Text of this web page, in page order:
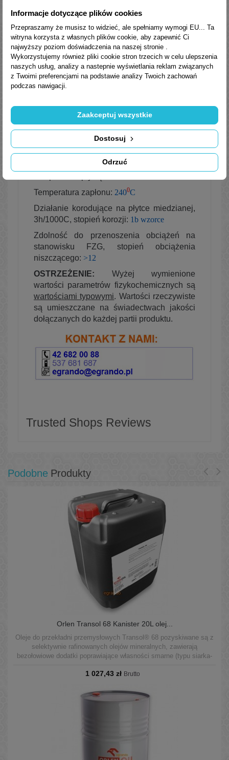
Spełnia wymagania:
US Steel 224
AGMA 9005-EO2 (EP)
David Brown S1.53.101 typ E
DIN 51517 cz.3 – CLP
Cincinnati Machine P-74
Wartości typowe:
Lepkość kinematyczna w temperaturze
Wskaźnik lepkości:147
Temperatura zapłonu: 2400C
Działanie korodujące na płytce miedzianej,
3h/1000C, stopień korozji: 1b wzorce
Zdolność do przenoszenia obciążeń na
stanowisku FZG, stopień obciążenia
niszczącego: >12
OSTRZEŻENIE: Wyżej wymienione
wartości parametrów fizykochemicznych są
wartościami typowymi. Wartości rzeczywiste
są umieszczane na świadectwach jakości
dołączanych do każdej partii produktu.
Trusted Shops Reviews
Podobne Produkty
Orlen Transol 68 Kanister 20L olej...
Oleje do przekładni przemysłowych Transol® 68 pozyskiwane są z
selektywnie rafinowanych olejów mineralnych, zawierają
bezołowiowe dodatki poprawiające własności smarne (typu siarka-
podwyższającym odporność na utlenianie, przeciwpiennym,
1 027,43 zł Brutto
Informacje dotyczące plików cookies
Przepraszamy że musisz to widzieć, ale spełniamy wymogi EU... Ta
witryna korzysta z własnych plików cookie, aby zapewnić Ci
najwyższy poziom doświadczenia na naszej stronie .
Wykorzystujemy również pliki cookie stron trzecich w celu ulepszenia
naszych usług, analizy a nastepnie wyświetlania reklam związanych
z Twoimi preferencjami na podstawie analizy Twoich zachowań
podczas nawigacji.
Odrzuć
Dostosuj
Zaakceptuj wszystkie